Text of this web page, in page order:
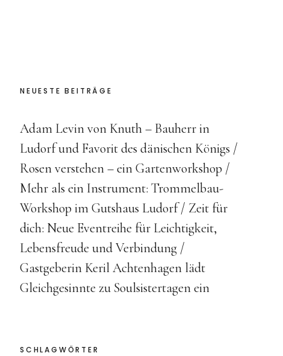
NEUESTE BEITRÄGE
Adam Levin von Knuth – Bauherr in
Ludorf und Favorit des dänischen Königs
Rosen verstehen – ein Gartenworkshop
Mehr als ein Instrument: Trommelbau-
Workshop im Gutshaus Ludorf
Zeit für
dich: Neue Eventreihe für Leichtigkeit,
Lebensfreude und Verbindung
Gastgeberin Keril Achtenhagen lädt
Gleichgesinnte zu Soulsistertagen ein
SCHLAGWÖRTER